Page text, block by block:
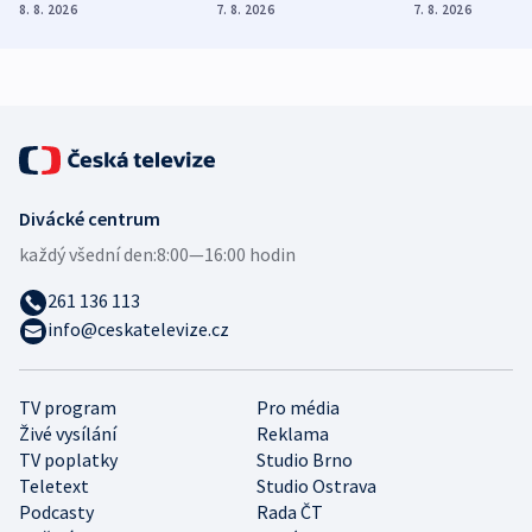
Poláky nebezpečné
8. 8. 2026
míní estonský
7. 8. 2026
ukázala
7. 8. 2026
TV program
Pro média
Živé vysílání
Reklama
TV poplatky
Studio Brno
Teletext
Studio Ostrava
Podcasty
Rada ČT
Divácké centrum
každý všední den:8:00—16:00 hodin
261 136 113
info@ceskatelevize.cz